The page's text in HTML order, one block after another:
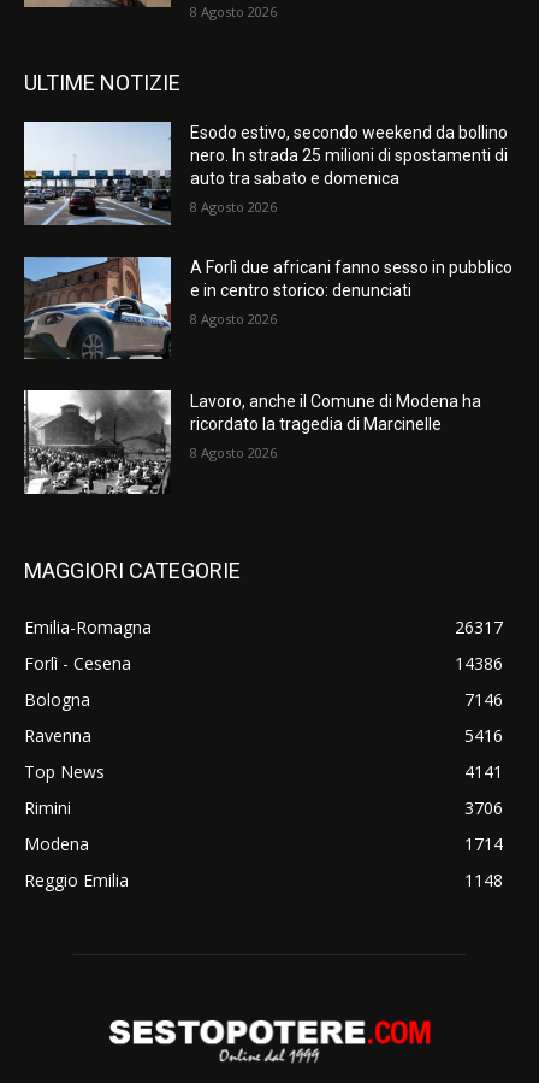
8 Agosto 2026
ULTIME NOTIZIE
Esodo estivo, secondo weekend da bollino
nero. In strada 25 milioni di spostamenti di
auto tra sabato e domenica
8 Agosto 2026
A Forlì due africani fanno sesso in pubblico
e in centro storico: denunciati
8 Agosto 2026
Lavoro, anche il Comune di Modena ha
ricordato la tragedia di Marcinelle
8 Agosto 2026
MAGGIORI CATEGORIE
Emilia-Romagna
26317
Forlì - Cesena
14386
Bologna
7146
Ravenna
5416
Top News
4141
Rimini
3706
Modena
1714
Reggio Emilia
1148